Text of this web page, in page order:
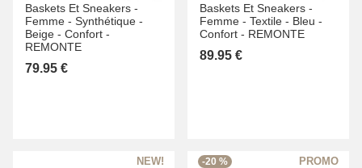
Baskets Et Sneakers -
Femme - Synthétique -
Beige - Confort -
REMONTE
79.95 €
Baskets Et Sneakers -
Femme - Textile - Bleu -
Confort - REMONTE
89.95 €
-20 %